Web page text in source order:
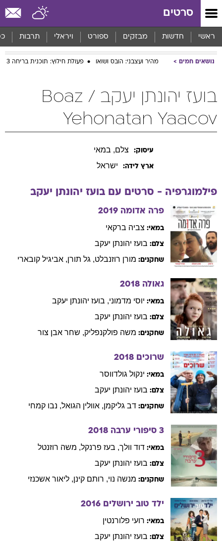
סרטים
ראשי חדשות מבזקים ספורט ויראלי תרבות
נושאים חמים מהיר ועצבני: הובס ושואו פעולת חילוץ: תוכנית בריחה 3
בועז יהונתן יעקב / Boaz
Yehonatan Yaacov
עיסוק: צלם, במאי
ארץ לידה: ישראל
פילמוגרפיה - סרטים עם בועז יהונתן יעקב
פרה אדומה 2019
במאי: צביה ברקאי
צלם: בועז יהונתן יעקב
שחקנים: מורן רוזנבלט, גל תורן, אביגיל קובארי
גאולה 2018
במאי: יוסי מדמוני, בועז יהונתן יעקב
צלם: בועז יהונתן יעקב
שחקנים: משה פולקנפליק, שחר אבן צור
שרוכים 2018
במאי: ינקול גולדווסר
צלם: בועז יהונתן יעקב
שחקנים: דב גליקמן, אוולין הגואל, נבו קמחי
3 סיפורי ערבה 2018
במאי: דוד וולך, בעז פרנקל, משה רוזנטל
צלם: בועז יהונתן יעקב
שחקנים: מנשה נוי, רותם קינן, ליאור אשכנזי
ילד טוב ירושלים 2016
במאי: רועי פלורנטין
צלם: בועז יהונתן יעקב